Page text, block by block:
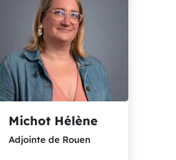
et indépendants"
Michot Hélène
Adjointe de Rouen